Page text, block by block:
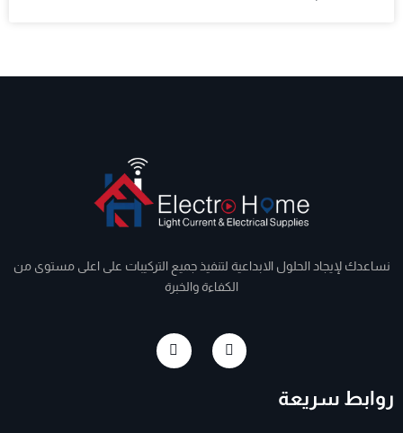
نساعدك لإيجاد الحلول الابداعية لتنفيذ جميع التركيبات على اعلى مستوى من
الكفاءة والخبرة
F
a
c
I
n
s
روابط سريعة